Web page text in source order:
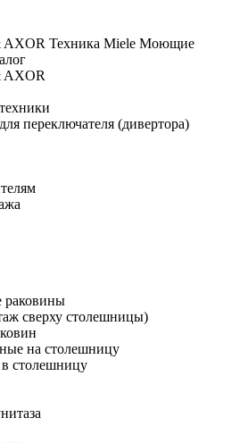
AXOR Техника Miele Моющие
AXOR
переключателя (дивертора)
раковины
сверху столешницы)
на столешницу
столешницу